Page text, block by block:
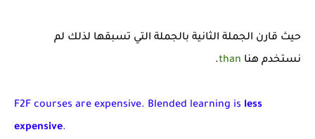
حيث قارن الجملة الثانية بالجملة التي تسبقها لذلك لم
نستخدم هنا than
.
F2F courses are expensive. Blended learning is less
expensive.